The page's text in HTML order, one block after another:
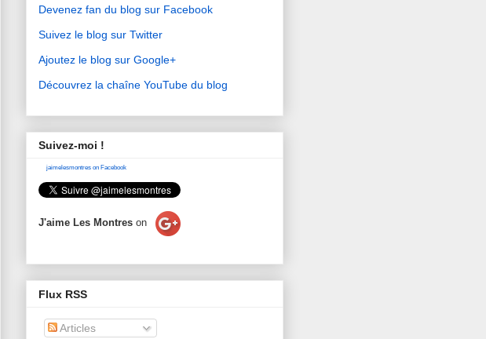
Devenez fan du blog sur Facebook
Suivez le blog sur Twitter
Ajoutez le blog sur Google+
Découvrez la chaîne YouTube du blog
Suivez-moi !
jaimelesmontres on Facebook
J'aime Les Montres on
Flux RSS
Articles